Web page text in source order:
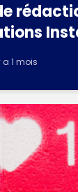
a 1 mois